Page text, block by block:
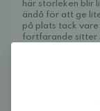
här storleken blir
ändå för att ge
på plats tack
fortfarande sitter
ackommodera